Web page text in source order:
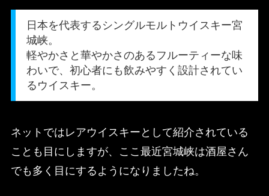
日本を代表するシングルモルトウイスキー宮
城峡。
軽やかさと華やかさのあるフルーティーな味
わいで、初心者にも飲みやすく設計されてい
るウイスキー。
ネットではレアウイスキーとして紹介されている
ことも目にしますが、ここ最近宮城峡は酒屋さん
でも多く目にするようになりましたね。